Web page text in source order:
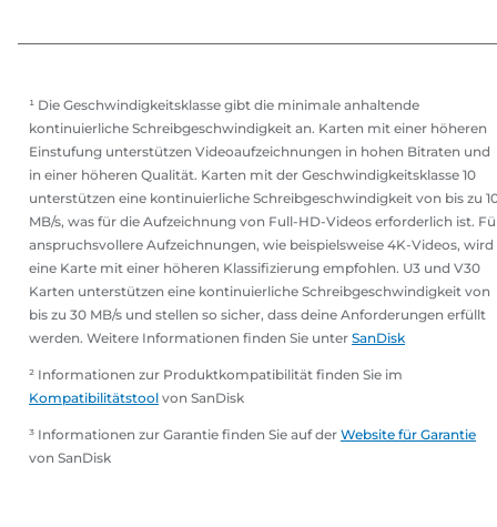
¹ Die Geschwindigkeitsklasse gibt die minimale anhaltende
kontinuierliche Schreibgeschwindigkeit an. Karten mit einer höheren
Einstufung unterstützen Videoaufzeichnungen in hohen Bitraten und
in einer höheren Qualität. Karten mit der Geschwindigkeitsklasse 10
unterstützen eine kontinuierliche Schreibgeschwindigkeit von bis zu
MB/s, was für die Aufzeichnung von Full-HD-Videos erforderlich ist.
anspruchsvollere Aufzeichnungen, wie beispielsweise 4K-Videos, wird
eine Karte mit einer höheren Klassifizierung empfohlen. U3 und V30
Karten unterstützen eine kontinuierliche Schreibgeschwindigkeit von
bis zu 30 MB/s und stellen so sicher, dass deine Anforderungen erfüllt
werden. Weitere Informationen finden Sie unter SanDisk
² Informationen zur Produktkompatibilität finden Sie im
Kompatibilitätstool von SanDisk
³ Informationen zur Garantie finden Sie auf der Website für Garantie
von SanDisk